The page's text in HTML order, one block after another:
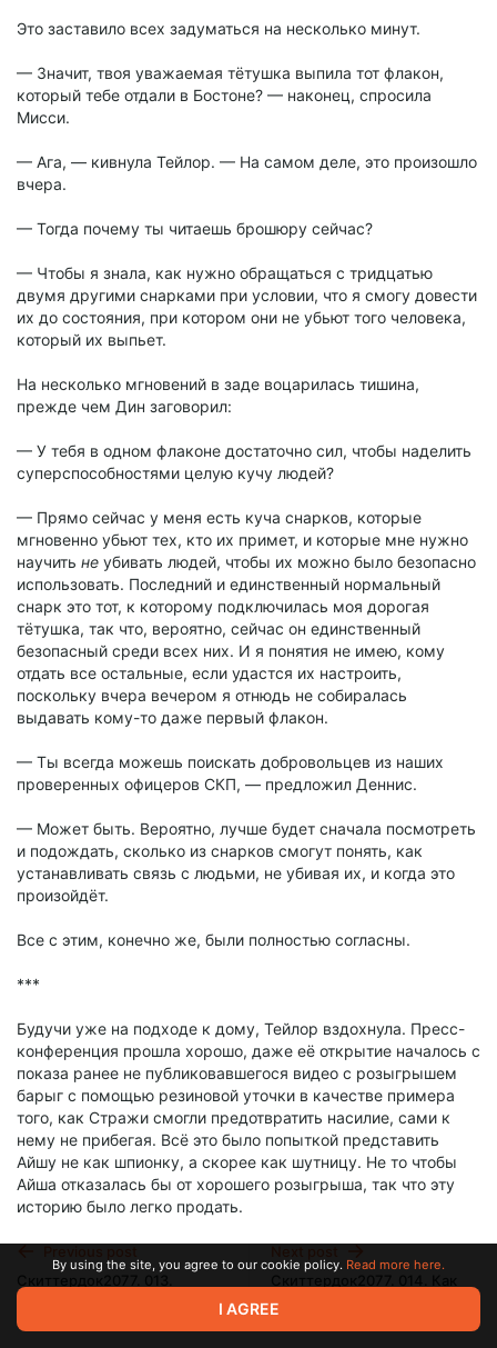
Это заставило всех задуматься на несколько минут.
— Значит, твоя уважаемая тётушка выпила тот флакон,
который тебе отдали в Бостоне? — наконец, спросила
Мисси.
— Ага, — кивнула Тейлор. — На самом деле, это произошло
вчера.
— Тогда почему ты читаешь брошюру сейчас?
— Чтобы я знала, как нужно обращаться с тридцатью
двумя другими снарками при условии, что я смогу довести
их до состояния, при котором они не убьют того человека,
который их выпьет.
На несколько мгновений в заде воцарилась тишина,
прежде чем Дин заговорил:
— У тебя в одном флаконе достаточно сил, чтобы наделить
суперспособностями целую кучу людей?
— Прямо сейчас у меня есть куча снарков, которые
мгновенно убьют тех, кто их примет, и которые мне нужно
научить не убивать людей, чтобы их можно было безопасно
использовать. Последний и единственный нормальный
снарк это тот, к которому подключилась моя дорогая
тётушка, так что, вероятно, сейчас он единственный
безопасный среди всех них. И я понятия не имею, кому
отдать все остальные, если удастся их настроить,
поскольку вчера вечером я отнюдь не собиралась
выдавать кому-то даже первый флакон.
— Ты всегда можешь поискать добровольцев из наших
проверенных офицеров СКП, — предложил Деннис.
— Может быть. Вероятно, лучше будет сначала посмотреть
и подождать, сколько из снарков смогут понять, как
устанавливать связь с людьми, не убивая их, и когда это
произойдёт.
Все с этим, конечно же, были полностью согласны.
***
Будучи уже на подходе к дому, Тейлор вздохнула. Пресс-
конференция прошла хорошо, даже её открытие началось с
показа ранее не публиковавшегося видео с розыгрышем
барыг с помощью резиновой уточки в качестве примера
того, как Стражи смогли предотвратить насилие, сами к
нему не прибегая. Всё это было попыткой представить
Айшу не как шпионку, а скорее как шутницу. Не то чтобы
Айша отказалась бы от хорошего розыгрыша, так что эту
историю было легко продать.
тем, что на неё свалили заботу о целом шкафчике с
флаконами. Она действительно не знала, почему тайная
организация, с которой она едва контактировала, передала
Рокзвезда от мира
Jun 01 2025 17:01
By using the site, you agree to our cookie policy. Read more here.
I AGREE